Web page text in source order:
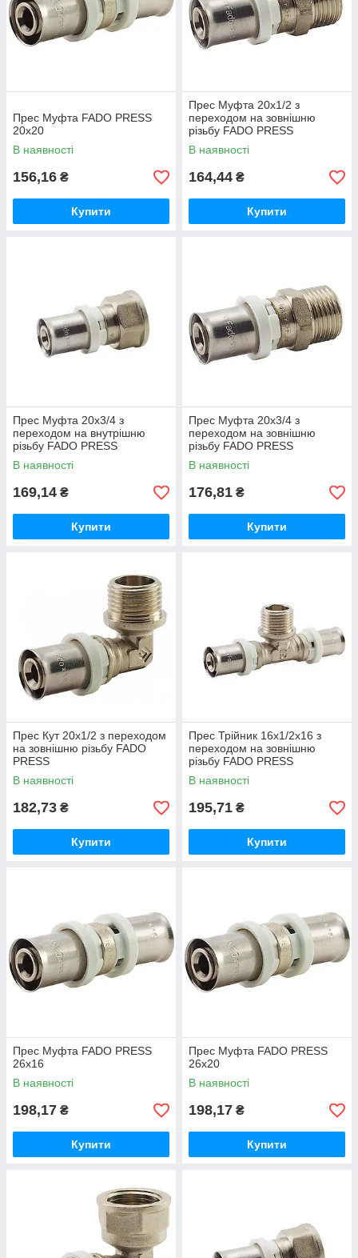
Прес Муфта FADO PRESS
20x20
В наявності
156,16 ₴
Купити
Прес Муфта 20х1/2 з
переходом на зовнішню
різьбу FADO PRESS
В наявності
164,44 ₴
Купити
Прес Муфта 20х3/4 з
переходом на внутрішню
різьбу FADO PRESS
В наявності
169,14 ₴
Купити
Прес Муфта 20х3/4 з
переходом на зовнішню
різьбу FADO PRESS
В наявності
176,81 ₴
Купити
Прес Кут 20х1/2 з переходом
на зовнішню різьбу FADO
PRESS
В наявності
182,73 ₴
Купити
Прес Трійник 16х1/2х16 з
переходом на зовнішню
різьбу FADO PRESS
В наявності
195,71 ₴
Купити
Прес Муфта FADO PRESS
26x16
В наявності
198,17 ₴
Купити
Прес Муфта FADO PRESS
26x20
В наявності
198,17 ₴
Купити